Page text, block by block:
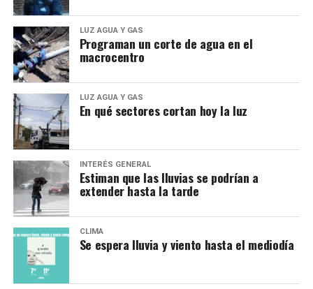
LUZ AGUA Y GAS
Programan un corte de agua en el
macrocentro
LUZ AGUA Y GAS
En qué sectores cortan hoy la luz
INTERÉS GENERAL
Estiman que las lluvias se podrían a
extender hasta la tarde
CLIMA
Se espera lluvia y viento hasta el mediodía